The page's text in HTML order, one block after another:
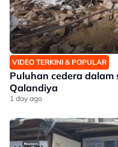
VIDEO TERKINI & POPULAR
Puluhan cedera dalam
Qalandiya
1 day ago